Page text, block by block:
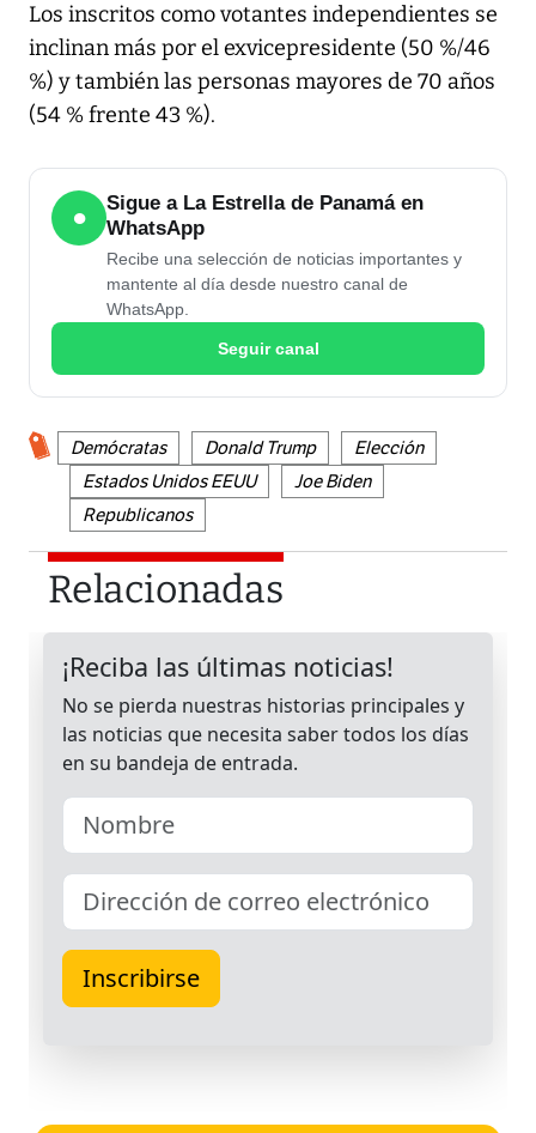
Los inscritos como votantes independientes se
inclinan más por el exvicepresidente (50 %/46
%) y también las personas mayores de 70 años
(54 % frente 43 %).
●
Sigue a La Estrella de Panamá en
WhatsApp
Recibe una selección de noticias importantes y
mantente al día desde nuestro canal de
WhatsApp.
Seguir canal
Demócratas Donald Trump
Elección
Estados Unidos EEUU
Joe Biden
Republicanos
Relacionadas